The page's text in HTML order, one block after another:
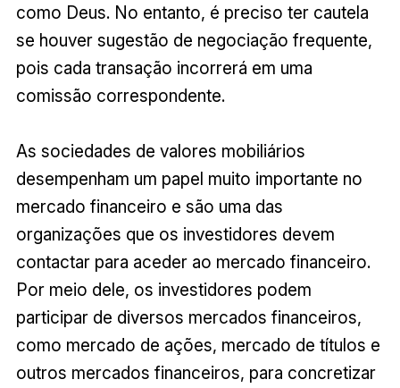
como Deus. No entanto, é preciso ter cautela
se houver sugestão de negociação frequente,
pois cada transação incorrerá em uma
comissão correspondente.
As sociedades de valores mobiliários
desempenham um papel muito importante no
mercado financeiro e são uma das
organizações que os investidores devem
contactar para aceder ao mercado financeiro.
Por meio dele, os investidores podem
participar de diversos mercados financeiros,
como mercado de ações, mercado de títulos e
outros mercados financeiros, para concretizar